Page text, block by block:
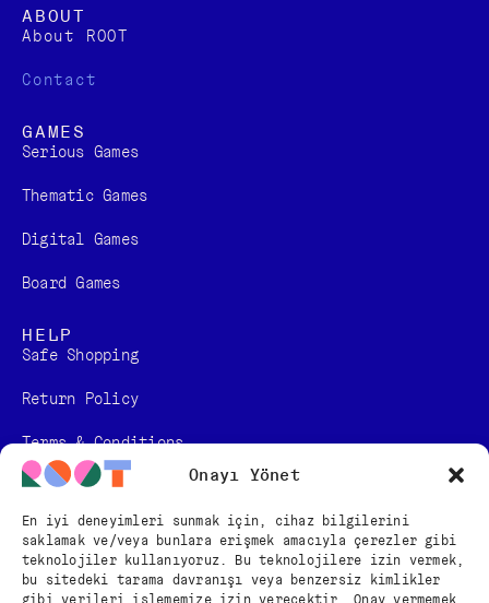
Onayı Yönet
En iyi deneyimleri sunmak için, cihaz bilgilerini
saklamak ve/veya bunlara erişmek amacıyla çerezler gibi
teknolojiler kullanıyoruz. Bu teknolojilere izin vermek,
bu sitedeki tarama davranışı veya benzersiz kimlikler
gibi verileri işlememize izin verecektir. Onay vermemek
ABOUT
About ROOT
Contact
GAMES
Serious Games
Thematic Games
Digital Games​
Board Games
HELP
Safe Shopping
Return Policy
Terms & Conditions
Personal Data Protection Law Information
Distance Sales Contract
FOLLOW US